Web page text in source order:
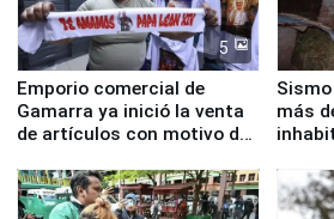
5
Emporio comercial de
Gamarra ya inició la venta
de artículos con motivo de
más